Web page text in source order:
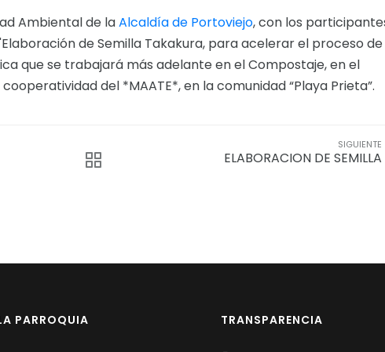
Ambiental de laAlcaldía de Portoviejo, con los
de Semilla Takakura, para acelerar el proceso de
que se trabajará más adelante en el Compostaje, en el
del *MAATE*, en la comunidad “Playa Prieta”.
SIGUIENTE
ELABORACION DE SEMILLA
PARROQUIA TRANSPARENCIA